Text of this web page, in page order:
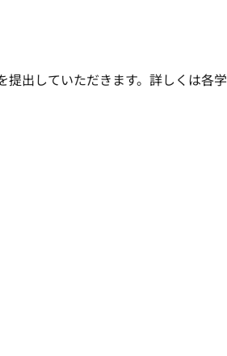
出していただきます。詳しくは各学